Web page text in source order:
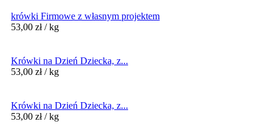
krówki Firmowe z własnym projektem
53,00 zł / kg
Krówki na Dzień Dziecka, z...
53,00 zł / kg
Krówki na Dzień Dziecka, z...
53,00 zł / kg